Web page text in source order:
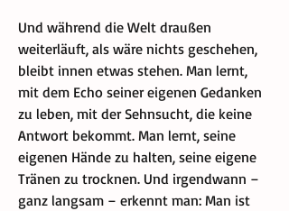
Und während die Welt draußen
weiterläuft, als wäre nichts geschehen,
bleibt innen etwas stehen. Man lernt,
mit dem Echo seiner eigenen Gedanken
zu leben, mit der Sehnsucht, die keine
Antwort bekommt. Man lernt, seine
eigenen Hände zu halten, seine eigene
Tränen zu trocknen. Und irgendwann –
ganz langsam – erkennt man: Man ist